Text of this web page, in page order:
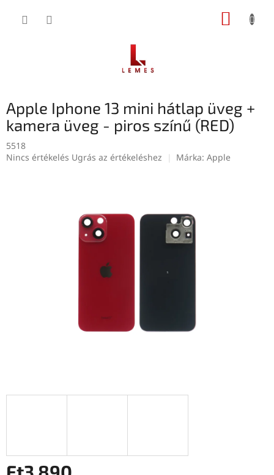
KOSÁR
Apple Iphone 13 mini hátlap üveg +
kamera üveg - piros színű (RED)
5518
A
Nincs értékelés Ugrás az értékeléshez Márka: Apple